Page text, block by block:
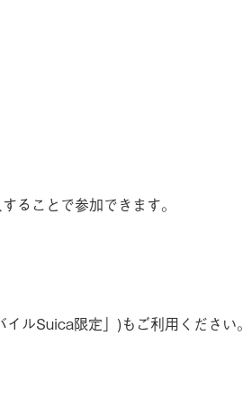
ることで参加できます。
ルSuica限定」)もご利用ください。